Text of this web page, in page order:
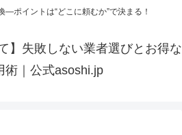
—ポイントは“どこに頼むか”で決まる！
】失敗しない業者選びとお得な
術｜公式asoshi.jp